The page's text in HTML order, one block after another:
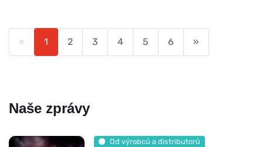
« 1 2 3 4 5 6 »
Naše zprávy
Od výrobců a distributorů